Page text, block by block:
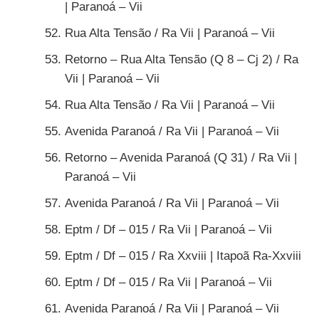
| Paranoá – Vii
Rua Alta Tensão / Ra Vii | Paranoá – Vii
Retorno – Rua Alta Tensão (Q 8 – Cj 2) / Ra
Vii | Paranoá – Vii
Rua Alta Tensão / Ra Vii | Paranoá – Vii
Avenida Paranoá / Ra Vii | Paranoá – Vii
Retorno – Avenida Paranoá (Q 31) / Ra Vii |
Paranoá – Vii
Avenida Paranoá / Ra Vii | Paranoá – Vii
Eptm / Df – 015 / Ra Vii | Paranoá – Vii
Eptm / Df – 015 / Ra Xxviii | Itapoã Ra-Xxviii
Eptm / Df – 015 / Ra Vii | Paranoá – Vii
Avenida Paranoá / Ra Vii | Paranoá – Vii